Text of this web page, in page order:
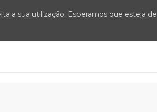
a sua utilização. Esperamos que esteja de